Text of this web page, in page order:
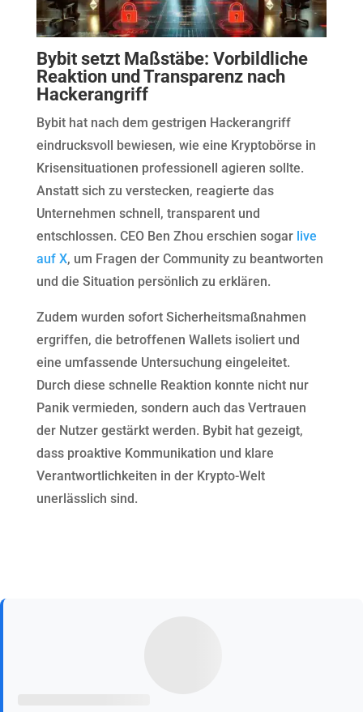
Bybit setzt Maßstäbe: Vorbildliche
Reaktion und Transparenz nach
Hackerangriff
Bybit hat nach dem gestrigen Hackerangriff
eindrucksvoll bewiesen, wie eine Kryptobörse in
Krisensituationen professionell agieren sollte.
Anstatt sich zu verstecken, reagierte das
Unternehmen schnell, transparent und
entschlossen. CEO Ben Zhou erschien sogar live
auf X, um Fragen der Community zu beantworten
und die Situation persönlich zu erklären.
Zudem wurden sofort Sicherheitsmaßnahmen
ergriffen, die betroffenen Wallets isoliert und
eine umfassende Untersuchung eingeleitet.
Durch diese schnelle Reaktion konnte nicht nur
Panik vermieden, sondern auch das Vertrauen
der Nutzer gestärkt werden. Bybit hat gezeigt,
dass proaktive Kommunikation und klare
Verantwortlichkeiten in der Krypto-Welt
unerlässlich sind.